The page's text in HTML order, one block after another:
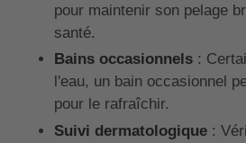
pour maintenir son pelage
santé.
Bains occasionnels:
l'eau, un bain occasionnel
pour le rafraîchir.
Suivi dermatologique: